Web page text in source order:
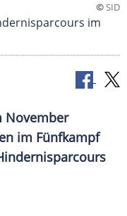
©SID
im
November
im Fünfkampf